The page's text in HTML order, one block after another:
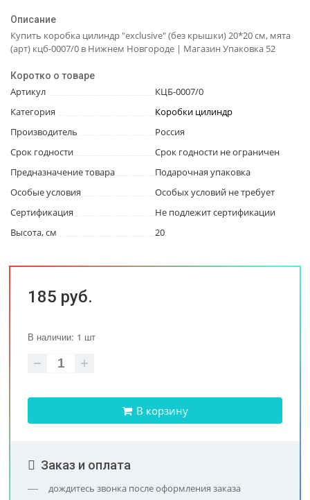
Описание
Купить коробка цилиндр "exclusive" (без крышки) 20*20 см, мята
(арт) кцб-0007/0 в Нижнем Новгороде | Магазин Упаковка 52
Коротко о товаре
Артикул
КЦБ-0007/0
Категория
Коробки цилиндр
Производитель
Россия
Срок годности
Срок годности не ограничен
Предназначение товара
Подарочная упаковка
Особые условия
Особых условий не требует
Сертификация
Не подлежит сертификации
Высота, см
20
185 руб.
В наличии: 1 шт
В корзину
Заказ и оплата
дождитесь звонка после оформления заказа